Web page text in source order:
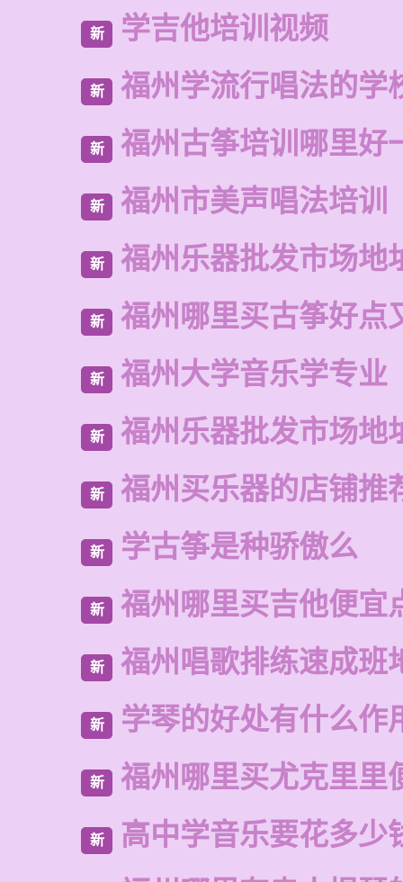
新 学吉他培训视频
新 福州学流行唱法的学
新 福州古筝培训哪里好
新 福州市美声唱法培训
新 福州乐器批发市场地
新 福州哪里买古筝好点
新 福州大学音乐学专业
新 福州乐器批发市场地
新 福州买乐器的店铺推
新 学古筝是种骄傲么
新 福州哪里买吉他便宜
新 福州唱歌排练速成班
新 学琴的好处有什么作
新 福州哪里买尤克里里
新
高中学音乐要花多少